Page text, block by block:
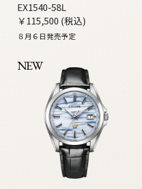
EX1540-58L
￥115,500 (税込)
８月６日発売予定
NEW